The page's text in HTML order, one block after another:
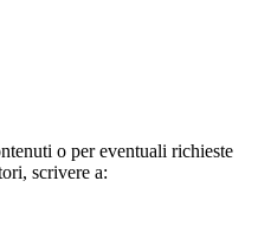
o per eventuali richieste
scrivere a: